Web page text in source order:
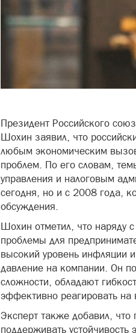
Президент Российского
Шохин заявил, что
любым экономическим
проблем. По его словам,
управления и налоговым
сегодня, но и с 2008 года,
обсуждения.
Шохин отметил, что наряду
проблемы для
высокий уровень инфляции
давление на компании. Он
сложности, обладают
эффективно реагировать
Эксперт также добавил, что
поддерживать